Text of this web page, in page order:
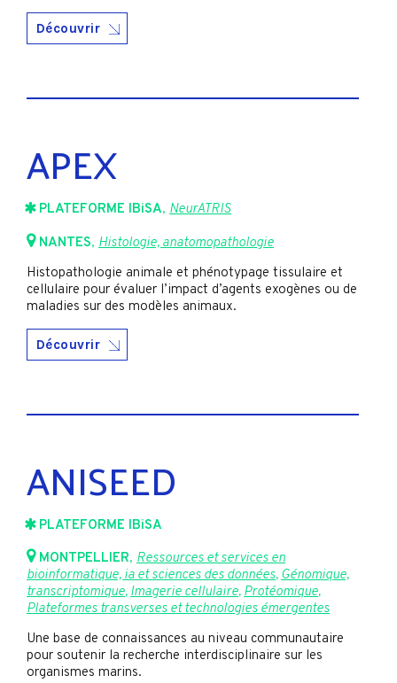
Découvrir
APEX
PLATEFORME IBiSA, NeurATRIS
NANTES, Histologie, anatomopathologie
Histopathologie animale et phénotypage tissulaire et
cellulaire pour évaluer l’impact d’agents exogènes ou de
maladies sur des modèles animaux.
Découvrir
ANISEED
PLATEFORME IBiSA
MONTPELLIER, Ressources et services en
bioinformatique, ia et sciences des données,Génomique,
transcriptomique,Imagerie cellulaire,Protéomique,
Plateformes transverses et technologies émergentes
Une base de connaissances au niveau communautaire
pour soutenir la recherche interdisciplinaire sur les
organismes marins.